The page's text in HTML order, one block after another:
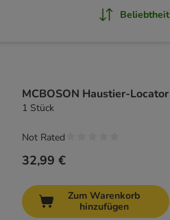
Beliebtheit
MCBOSON Haustier-Locator
1 Stück
32,99 €
Not Rated
Zum Warenkorb
hinzufügen